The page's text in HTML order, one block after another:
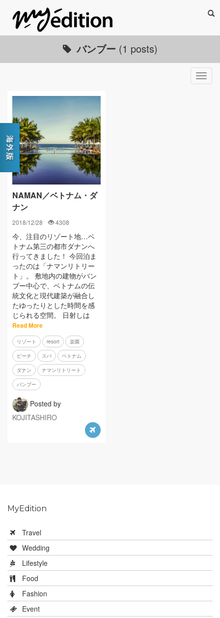
バンブー (1 posts)
NAMAN／ベトナム・ダ
ナン
2018/12/28 4308
今、注目のリゾート地…ベ
トナム第三の都市ダナンへ
行ってきました！ 今回泊ま
ったのは「ナマンリトリー
ト」。 敷地内の建物がバン
ブー中心で、ベトナムの伝
統文化と現代建築が融合し
たゆったりとした時間を感
じられる空間。 日射しは
Read More
リゾート resort 楽園
ビーチ スパ ベトナム
ダナン ナマンリトリート
バンブー
Posted by
KOJITASHIRO
MyEdition
Travel
Wedding
Lifestyle
Food
Fashion
Event